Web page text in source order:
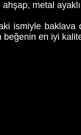
metal
ismiyle
en iyi